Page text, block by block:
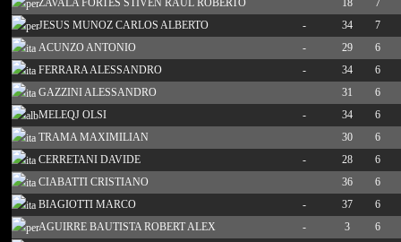
ZAVALA FORTES STIVEN RAUL ROBERTO
18
7
JESUS MUNOZ CARLOS ALBERTO
- 34
7
ACUNZO ANTONIO
- 29
6
FERRARA ALESSANDRO
- 34
6
GAZZINI ALESSANDRO
31
6
MELEQJ OLSI
- 34
6
TRAMA MAXIMILIAN
30
6
CERRETANI DAVIDE
- 28
6
CIABATTI CRISTIANO
36
6
BIAGIOTTI MARCO
- 37
6
AGUIRRE BAUTISTA ROBERT ALEX
- 3
6